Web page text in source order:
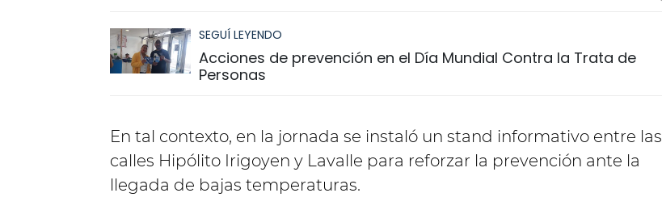
SEGUÍ LEYENDO
Acciones de prevención en el Día Mundial Contra la Trata de
Personas
En tal contexto, en la jornada se instaló un stand informativo entre las
calles Hipólito Irigoyen y Lavalle para reforzar la prevención ante la
llegada de bajas temperaturas.